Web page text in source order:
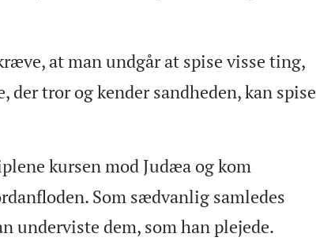
at man undgår at spise visse ting,
der tror og kender sandheden, kan spise
kursen mod Judæa og kom
Som sædvanlig samledes
underviste dem, som han plejede.